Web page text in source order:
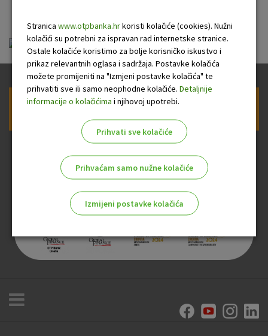
O nama Dnevno financijsko izvješće.pdf
Prijava na newsletter OTP banke
Stranica www.otpbanka.hrkoristi kolačiće (cookies). Nužni
kolačići su potrebni za ispravan rad internetske stranice.
Ostale kolačiće koristimo za bolje korisničko iskustvo i
prikaz relevantnih oglasa i sadržaja. Postavke kolačića
možete promijeniti na "Izmjeni postavke kolačića" te
prihvatiti sve ili samo neophodne kolačiće. Detaljnije
informacije o kolačićima i njihovoj upotrebi.
Prihvati sve kolačiće
Prihvaćam samo nužne kolačiće
Izmijeni postavke kolačića